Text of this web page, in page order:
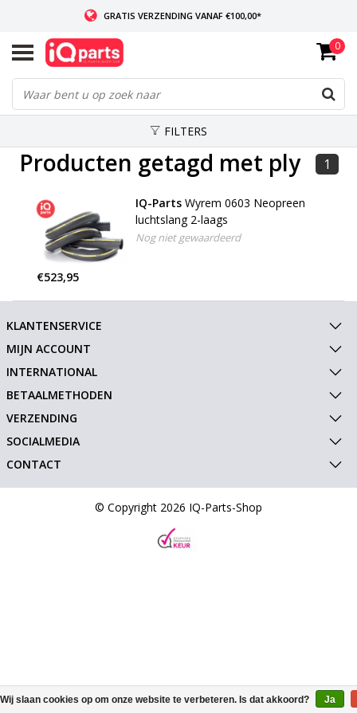
GRATIS VERZENDING VANAF €100,00*
INDIEN VOORRADIG: VOOR 14:00 BESTELD, ZELFDE DAG VERZONDEN
WERELDWIJDE LEVERING
0
FILTERS
Producten getagd met ply 1
IQ-Parts Wyrem 0603 Neopreen
luchtslang 2-laags
Nog niet gewaardeerd
€523,95
KLANTENSERVICE
MIJN ACCOUNT
INTERNATIONAL
BETAALMETHODEN
VERZENDING
SOCIALMEDIA
CONTACT
© Copyright 2026 IQ-Parts-Shop
Wij slaan cookies op om onze website te verbeteren. Is dat akkoord? Ja